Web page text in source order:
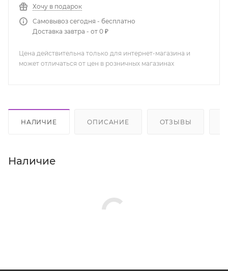
Хочу в подарок
Самовывоз сегодня - бесплатно
Доставка завтра - от 0 ₽
Цена действительна только для интернет-магазина и
может отличаться от цен в розничных магазинах
НАЛИЧИЕ ОПИСАНИЕ ОТЗЫВЫ
Наличие